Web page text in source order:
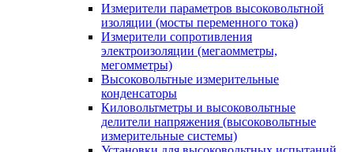
Измерители параметров высоковольтной
изоляции (мосты переменного тока)
Измерители сопротивления
электроизоляции (мегаомметры,
мегомметры)
Высоковольтные измерительные
конденсаторы
Киловольтметры и высоковольтные
делители напряжения (высоковольтные
измерительные системы)